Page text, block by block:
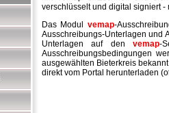
verschlüsselt und digital signiert -
Das Modul vemap-
Ausschreibungs-Unterlagen und
Unterlagen auf den vemap-
Ausschreibungsbedingungen
ausgewählten Bieterkreis
direkt vom Portal herunterladen